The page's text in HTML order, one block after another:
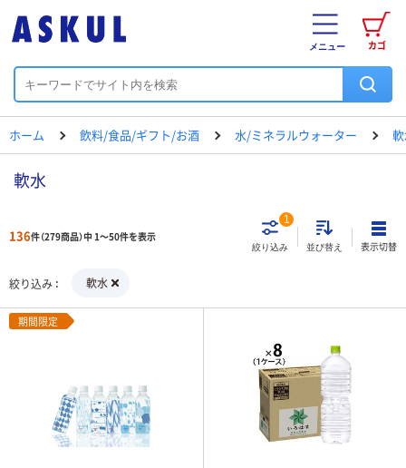
カゴ
メニュー
ホーム 飲料/食品/ギフト/お酒 水/ミネラルウォーター
軟水
136件（279商品）中 1～50件を表示
絞り込み
1
並び替え 表示切替
絞り込み 軟水
期間限定